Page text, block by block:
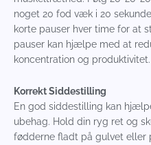
noget 20 fod væk i 20
korte pauser hver time for at
pauser kan hjælpe med at
koncentration og produktivitet.
Korrekt Siddestilling
En god siddestilling kan
ubehag. Hold din ryg ret og
fødderne fladt på gulvet eller